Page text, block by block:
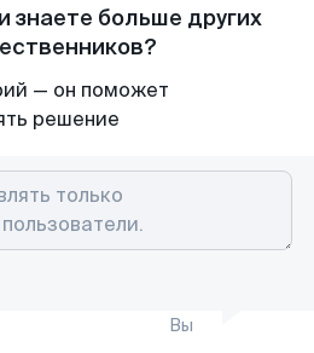
знаете больше других
— он поможет
решение
Вы